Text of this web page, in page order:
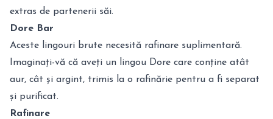
extras de partenerii săi.
Dore Bar
Aceste lingouri brute necesită rafinare suplimentară.
Imaginați-vă că aveți un lingou Dore care conține atât
aur, cât și argint, trimis la o rafinărie pentru a fi separat
și purificat.
Rafinare